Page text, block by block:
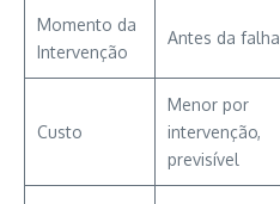
Momento da
Intervenção
Antes da falha
Custo
Menor por
intervenção,
previsível